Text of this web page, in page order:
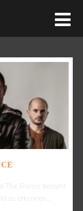
The France besteht
zu erkennen...